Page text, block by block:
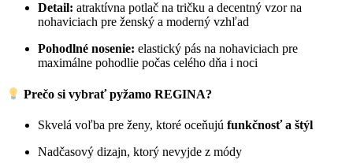
Detail: atraktívna potlač na tričku a decentný vzor na
nohaviciach pre ženský a moderný vzhľad
Pohodlné nosenie: elastický pás na nohaviciach pre
maximálne pohodlie počas celého dňa i noci
Prečo si vybrať pyžamo REGINA?
Skvelá voľba pre ženy, ktoré oceňujú funkčnosť a štýl
Nadčasový dizajn, ktorý nevyjde z módy